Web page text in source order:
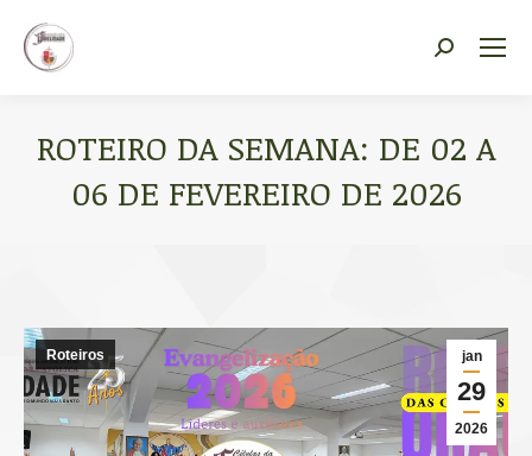
Search:
ROTEIRO DA SEMANA: DE 02 A
06 DE FEVEREIRO DE 2026
jan
29
2026
Roteiros